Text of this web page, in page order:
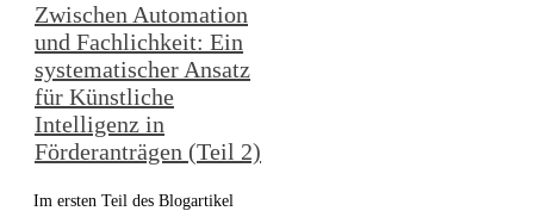
Zwischen Automation
und Fachlichkeit: Ein
systematischer Ansatz
für Künstliche
Intelligenz in
Förderanträgen (Teil 2)
Im ersten Teil des Blogartikel